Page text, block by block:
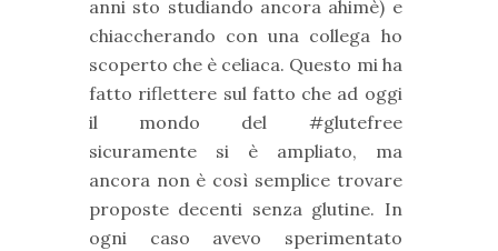
anni sto studiando ancora ahimè) e
chiaccherando con una collega ho
scoperto che è celiaca. Questo mi ha
fatto riflettere sul fatto che ad oggi
il mondo del #glutefree
sicuramente si è ampliato, ma
ancora non è così semplice trovare
proposte decenti senza glutine. In
ogni caso avevo sperimentato